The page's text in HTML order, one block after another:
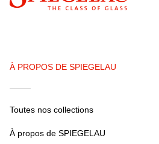
À PROPOS DE SPIEGELAU
Toutes nos collections
À propos de SPIEGELAU